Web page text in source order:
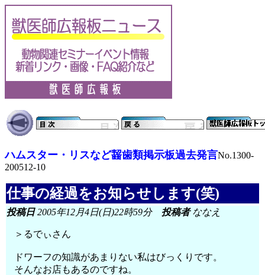
ハムスター・リスなど齧歯類掲示板過去発言No.1300-
200512-10
仕事の経過をお知らせします(笑)
投稿日2005年12月4日(日)22時59分 投稿者ななえ
＞るでぃさん
ドワーフの知識があまりない私はびっくりです。
そんなお店もあるのですね。